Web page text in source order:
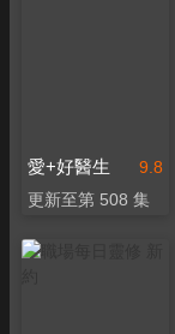
9.8
愛+好醫生
更新至第 508 集